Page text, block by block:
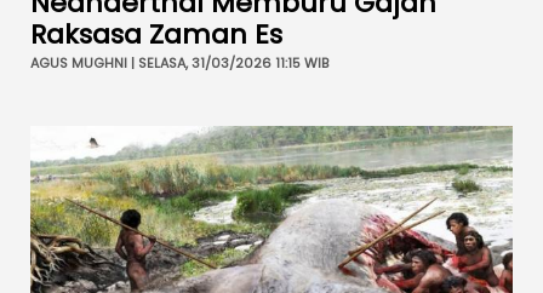
Raksasa Zaman Es
AGUS MUGHNI | SELASA, 31/03/2026 11:15 WIB